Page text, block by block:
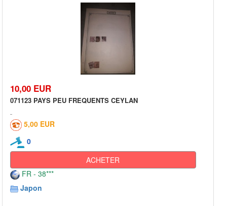
10,00 EUR
071123 PAYS PEU FREQUENTS CEYLAN
5,00 EUR
0
ACHETER
FR - 38***
Japon